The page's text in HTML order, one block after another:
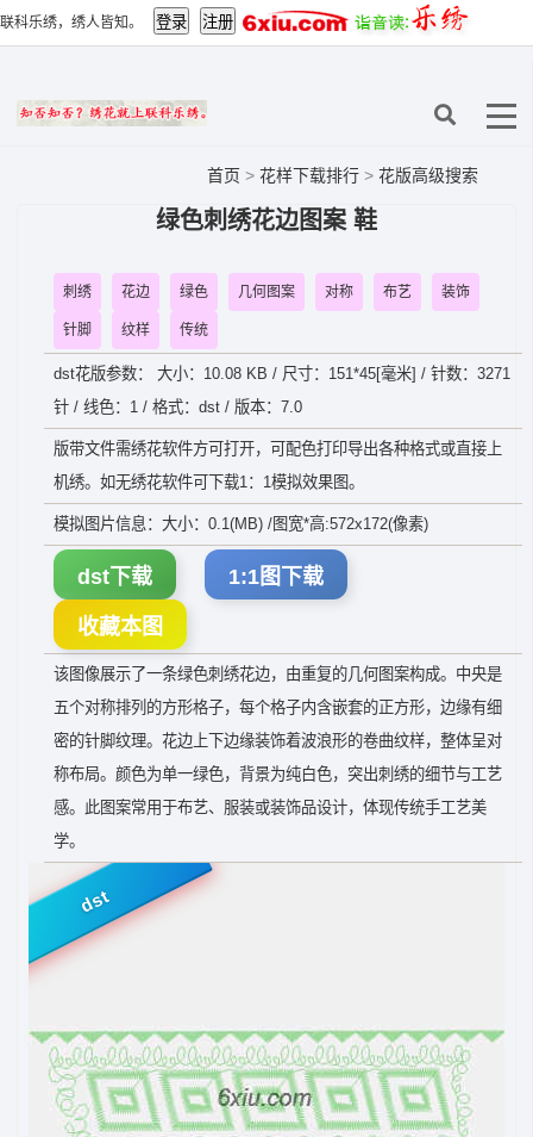
联科乐绣，绣人皆知。
首页 > 花样下载排行 > 花版高级搜索
绿色刺绣花边图案 鞋
刺绣 花边 绿色 几何图案 对称 布艺 装饰
针脚 纹样 传统
dst花版参数： 大小：10.08 KB / 尺寸：151*45[毫米] / 针数：3271
针 / 线色：1 / 格式：dst / 版本：7.0
版带文件需绣花软件方可打开，可配色打印导出各种格式或直接上
机绣。如无绣花软件可下载1：1模拟效果图。
模拟图片信息：大小：0.1(MB) /图宽*高:572x172(像素)
dst下载 1:1图下载
收藏本图
该图像展示了一条绿色刺绣花边，由重复的几何图案构成。中央是
五个对称排列的方形格子，每个格子内含嵌套的正方形，边缘有细
密的针脚纹理。花边上下边缘装饰着波浪形的卷曲纹样，整体呈对
称布局。颜色为单一绿色，背景为纯白色，突出刺绣的细节与工艺
感。此图案常用于布艺、服装或装饰品设计，体现传统手工艺美
学。
dst